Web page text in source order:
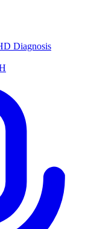
Diagnosis